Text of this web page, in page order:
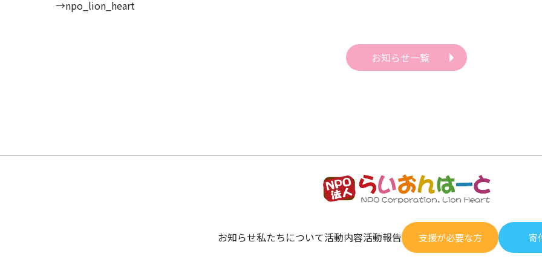
→npo_lion_heart
お知らせ一覧
お知らせ私たちについて活動内容活動報告 支援が必要な方 寄